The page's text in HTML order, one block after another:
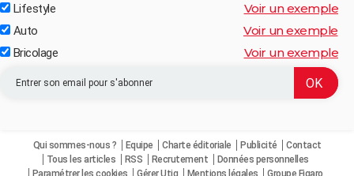
Lifestyle Voir un exemple
Auto Voir un exemple
Bricolage Voir un exemple
Qui sommes-nous ? Equipe Charte éditoriale Publicité
Contact
Tous les articles
RSS Recrutement
Données personnelles
Paramétrer les cookies
Gérer Utiq Mentions légales Groupe Figaro